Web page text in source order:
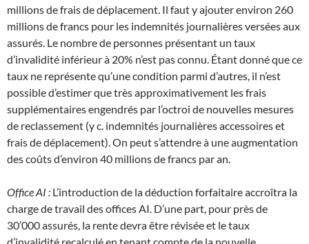
millions de frais de déplacement. Il faut y ajouter environ 260
millions de francs pour les indemnités journalières versées aux
assurés. Le nombre de personnes présentant un taux
d’invalidité inférieur à 20% n’est pas connu. Étant donné que ce
taux ne représente qu’une condition parmi d’autres, il n’est
possible d’estimer que très approximativement les frais
supplémentaires engendrés par l’octroi de nouvelles mesures
de reclassement (y c. indemnités journalières accessoires et
frais de déplacement). On peut s’attendre à une augmentation
des coûts d’environ 40 millions de francs par an.
Office AI : L’introduction de la déduction forfaitaire accroîtra la
charge de travail des offices AI. D’une part, pour près de
30’000 assurés, la rente devra être révisée et le taux
d’invalidité recalculé en tenant compte de la nouvelle